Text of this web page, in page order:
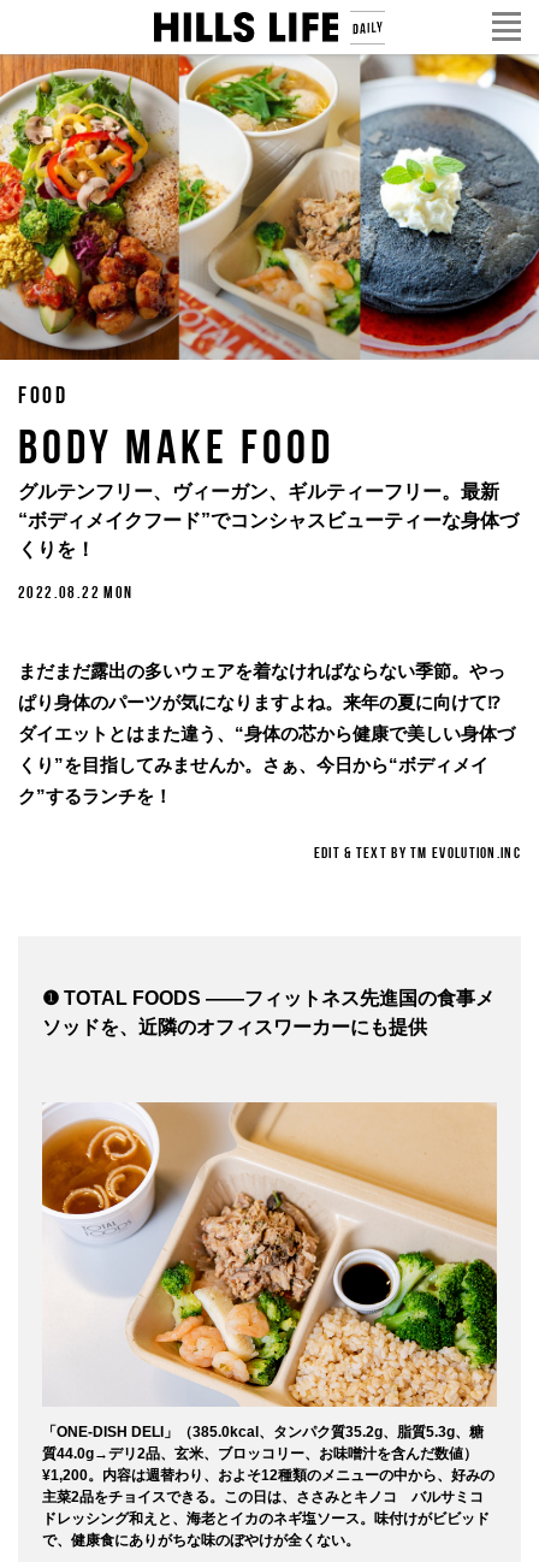
FOOD
BODY MAKE FOOD
グルテンフリー、ヴィーガン、ギルティーフリー。最新
“ボディメイクフード”でコンシャスビューティーな身体づ
くりを！
2022.08.22 MON
まだまだ露出の多いウェアを着なければならない季節。やっ
ぱり身体のパーツが気になりますよね。来年の夏に向けて⁉
ダイエットとはまた違う、“身体の芯から健康で美しい身体づ
くり”を目指してみませんか。さぁ、今日から“ボディメイ
ク”するランチを！
EDIT & TEXT BY TM EVOLUTION.INC
❶ TOTAL FOODS ——フィットネス先進国の食事メ
ソッドを、近隣のオフィスワーカーにも提供
「ONE-DISH DELI」（385.0kcal、タンパク質35.2g、脂質5.3g、糖
質44.0g→デリ2品、玄米、ブロッコリー、お味噌汁を含んだ数値）
¥1,200。内容は週替わり、およそ12種類のメニューの中から、好みの
主菜2品をチョイスできる。この日は、ささみとキノコ バルサミコ
ドレッシング和えと、海老とイカのネギ塩ソース。味付けがビビッド
で、健康食にありがちな味のぼやけが全くない。